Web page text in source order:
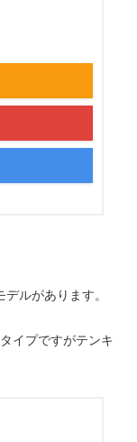
ルがあります。
イプですがテンキ